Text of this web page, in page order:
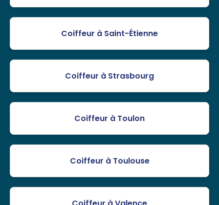
Coiffeur à Saint-Étienne
Coiffeur à Strasbourg
Coiffeur à Toulon
Coiffeur à Toulouse